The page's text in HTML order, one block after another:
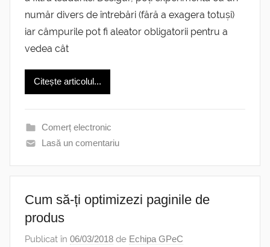
număr divers de întrebări (fără a exagera totuși)
iar câmpurile pot fi aleator obligatorii pentru a
vedea cât
Citește articolul...
Comerț electronic
Lasă un comentariu
Cum să-ți optimizezi paginile de
produs
Publicat în 06/03/2018 de Echipa GPeC